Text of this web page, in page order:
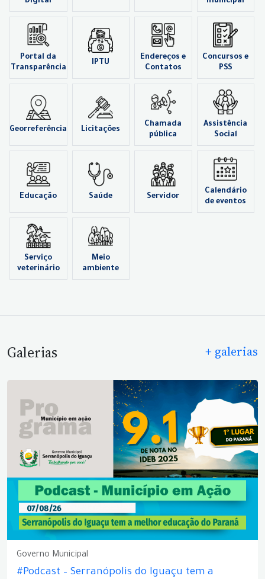
Portal da
Transparência
IPTU
Endereços e
Contatos
Concursos e
PSS
Georreferência Licitações
Chamada
pública
Assistência
Social
Educação Saúde Servidor
Calendário
de eventos
Serviço
veterinário
Meio
ambiente
Galerias + galerias
Governo Municipal
#Podcast – Serranópolis do Iguaçu tem a